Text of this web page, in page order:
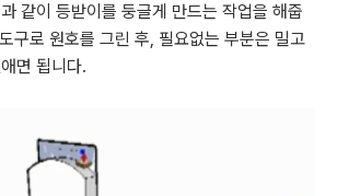
같이 등받이를 둥글게 만드는 작업을 해줍
구로 원호를 그린 후, 필요없는 부분은 밀고
면 됩니다.